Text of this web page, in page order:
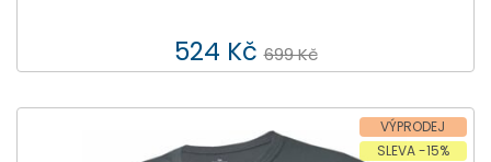
524 Kč 699 Kč
VÝPRODEJ
SLEVA -15%